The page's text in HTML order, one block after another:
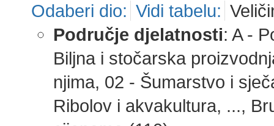
Odaberi dio: Vidi tabelu:
Područje djelatnosti: A -
Biljna i stočarska
njima, 02 - Šumarstvo i
Ribolov i akvakultura, ...,